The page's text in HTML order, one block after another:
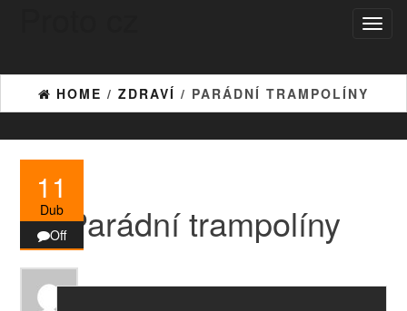
HOME / ZDRAVÍ / PARÁDNÍ TRAMPOLÍNY
11
Dub
OffParádní trampolíny